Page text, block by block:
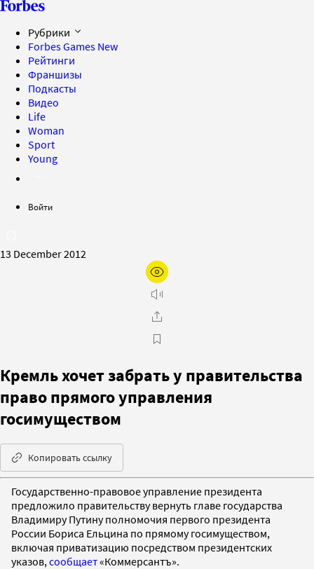
Рубрики
Forbes Games New
Рейтинги
Франшизы
Подкасты
Видео
Life
Woman
Sport
Young
Войти
13 December 2012
Кремль хочет забрать у правительства
право прямого управления
госимуществом
Копировать ссылку
Государственно-правовое управление президента
предложило правительству вернуть главе государства
Владимиру Путину полномочия первого президента
России Бориса Ельцина по прямому госимуществом,
включая приватизацию посредством президентских
указов, сообщает«Коммерсантъ».